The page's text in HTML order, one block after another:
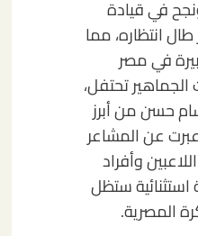
في قيادة
انتظاره، مما
في مصر
الجماهير تحتفل،
حسن من أبرز
عن المشاعر
وأفراد
استثنائية ستظل
المصرية.